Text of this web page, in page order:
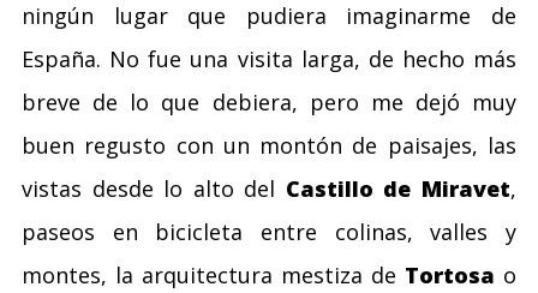
ningún lugar que pudiera imaginarme de
España. No fue una visita larga, de hecho más
breve de lo que debiera, pero me dejó muy
buen regusto con un montón de paisajes, las
vistas desde lo alto del Castillo de Miravet,
paseos en bicicleta entre colinas, valles y
montes, la arquitectura mestiza de Tortosa o